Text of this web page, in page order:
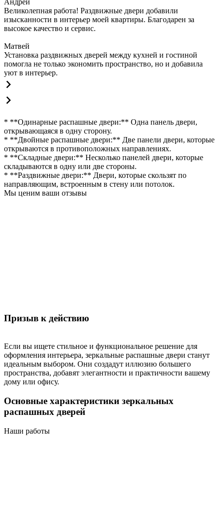
Великолепная работа! Раздвижные двери добавили
изысканности в интерьер моей квартиры. Благодарен за
высокое качество и сервис.
Матвей
Установка раздвижных дверей между кухней и гостиной
помогла не только экономить пространство, но и добавила
уют в интерьер.
* **Одинарные распашные двери:** Одна панель двери,
открывающаяся в одну сторону.
* **Двойные распашные двери:** Две панели двери, которые
открываются в противоположных направлениях.
* **Складные двери:** Несколько панелей двери, которые
складываются в одну или две стороны.
* **Раздвижные двери:** Двери, которые скользят по
направляющим, встроенным в стену или потолок.
Мы ценим ваши отзывы
Призыв к действию
Если вы ищете стильное и функциональное решение для
оформления интерьера, зеркальные распашные двери станут
идеальным выбором. Они создадут иллюзию большего
пространства, добавят элегантности и практичности вашему
дому или офису.
Основные характеристики зеркальных
распашных дверей
Наши работы